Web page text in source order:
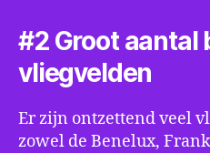
#2 Groot aantal
vliegvelden
Er zijn ontzettend veel
zowel de Benelux,